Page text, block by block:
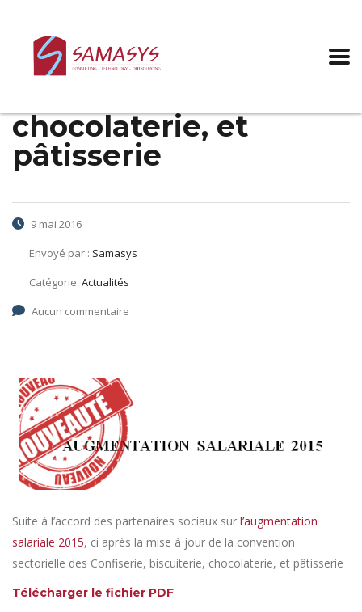
Augmentation
salariale 2015-
chocolaterie, et
pâtisserie
9 mai 2016
Envoyé par : Samasys
Catégorie: Actualités
Aucun commentaire
Suite à l’accord des partenaires sociaux sur l’augmentation
salariale 2015, ci après la mise à jour de la convention
sectorielle des Confiserie, biscuiterie, chocolaterie, et pâtisserie
Télécharger le fichier PDF